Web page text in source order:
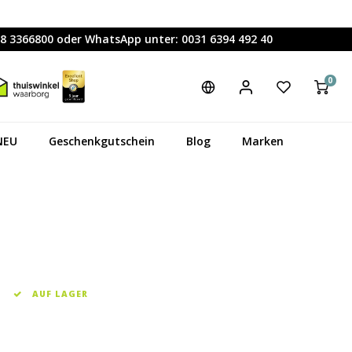
oder WhatsApp unter: 0031 6394 492 40
0
Geschenkgutschein Blog Marken
AUF LAGER